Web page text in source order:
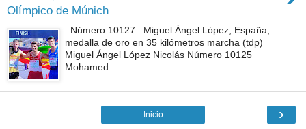
Olímpico de Múnich
Número 10127 Miguel Ángel López, España,
medalla de oro en 35 kilómetros marcha (tdp)
Miguel Ángel López Nicolás Número 10125
Mohamed ...
›
Inicio